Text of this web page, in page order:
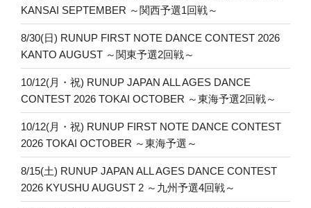
KANSAI SEPTEMBER ～関西予選1回戦～
8/30(日) RUNUP FIRST NOTE DANCE CONTEST 2026
KANTO AUGUST ～関東予選2回戦～
10/12(月・祝) RUNUP JAPAN ALL AGES DANCE
CONTEST 2026 TOKAI OCTOBER ～東海予選2回戦～
10/12(月・祝) RUNUP FIRST NOTE DANCE CONTEST
2026 TOKAI OCTOBER ～東海予選～
8/15(土) RUNUP JAPAN ALL AGES DANCE CONTEST
2026 KYUSHU AUGUST 2 ～九州予選4回戦～